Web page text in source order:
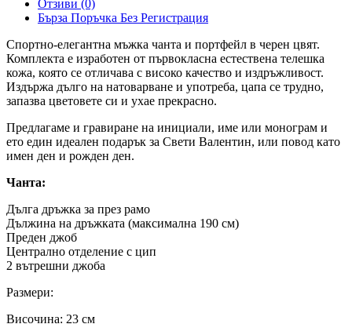
Отзиви (0)
Бърза Поръчка Без Регистрация
Спортно-елегантна мъжка чанта и портфейл в черен цвят.
Комплекта е изработен от първокласна естествена телешка
кожа, която се отличава с високо качество и издръжливост.
Издържа дълго на натоварване и употреба, цапа се трудно,
запазва цветовете си и ухае прекрасно.
Предлагаме и гравиране на инициали, име или монограм и
ето един идеален подарък за Свети Валентин, или повод като
имен ден и рожден ден.
Чанта:
Дълга дръжка за през рамо
Дължина на дръжката (максимална 190 см)
Преден джоб
Централно отделение с цип
2 вътрешни джоба
Размери:
Височина: 23 см